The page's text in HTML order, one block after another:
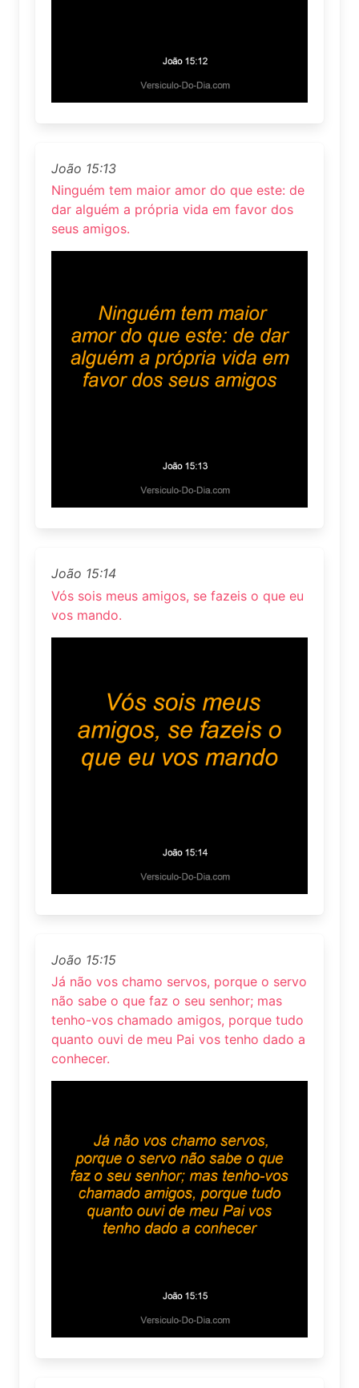
João 15:13
Ninguém tem maior amor do que este: de
dar alguém a própria vida em favor dos
seus amigos.
João 15:14
Vós sois meus amigos, se fazeis o que eu
vos mando.
João 15:15
Já não vos chamo servos, porque o servo
não sabe o que faz o seu senhor; mas
tenho-vos chamado amigos, porque tudo
quanto ouvi de meu Pai vos tenho dado a
conhecer.